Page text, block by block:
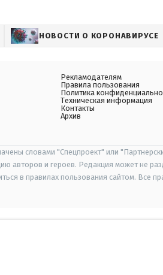
НОВОСТИ О КОРОНАВИРУСЕ
Рекламодателям
Правила пользования
Политика
Техническая информация
Контакты
Архив
словами "Спецпроект" или
авторов и героев. Редакция может не
в правилах пользования сайтом. Все